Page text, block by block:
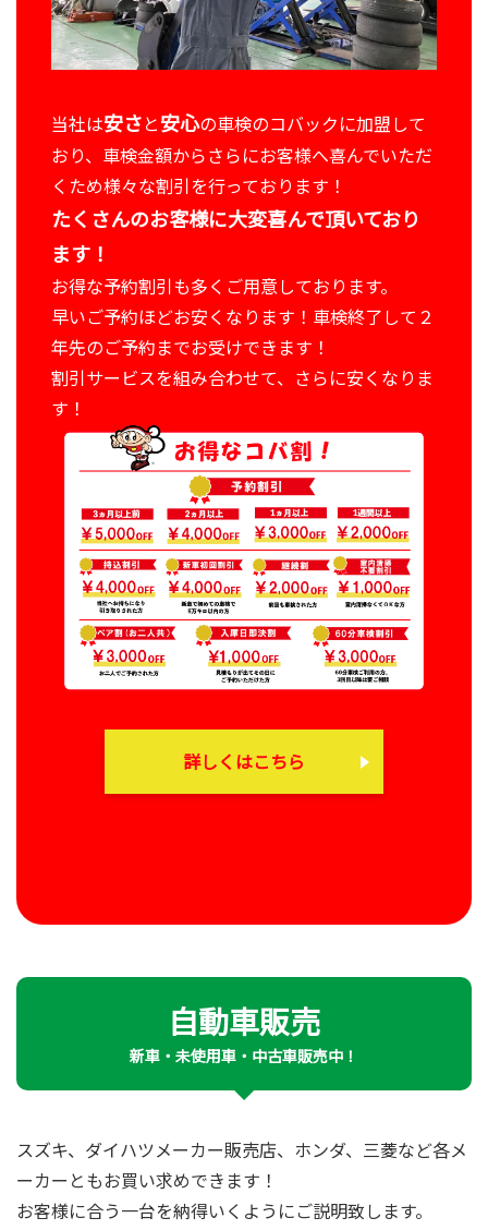
当社は安さと安心の車検のコバックに加盟して
おり、車検金額からさらにお客様へ喜んでいただ
くため様々な割引を行っております！
たくさんのお客様に大変喜んで頂いており
ます！
お得な予約割引も多くご用意しております。
早いご予約ほどお安くなります！車検終了して２
年先のご予約までお受けできます！
割引サービスを組み合わせて、さらに安くなりま
す！
詳しくはこちら
自動車販売
新車・未使用車・中古車販売中！
スズキ、ダイハツメーカー販売店、ホンダ、三菱など各メ
ーカーともお買い求めできます！
お客様に合う一台を納得いくようにご説明致します。